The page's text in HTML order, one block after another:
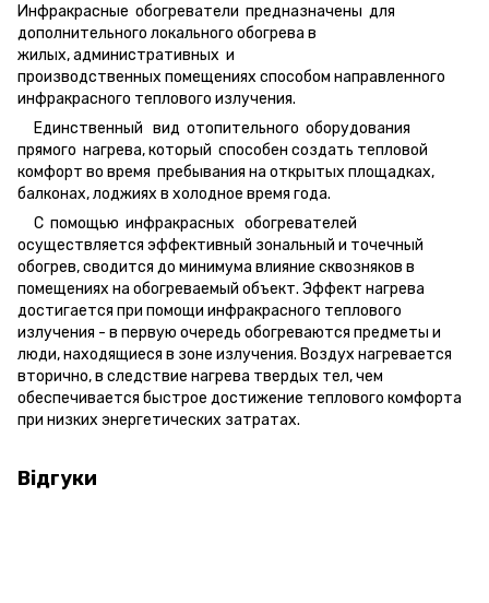
Инфракрасные обогреватели предназначены для
дополнительного локального обогрева в
жилых,административных и
производственных помещениях способом направленного
инфракрасного теплового излучения.
Единственный вид отопительного оборудования
прямого нагрева,который способен создать тепловой
комфорт во время пребывания на открытых площадках,
балконах, лоджиях в холодное время года.
С помощью инфракрасных обогревателей
осуществляется эффективный зональный и точечный
обогрев, сводится до минимума влияние сквозняков в
помещениях на обогреваемый объект. Эффект нагрева
достигается при помощи инфракрасного теплового
излучения - в первую очередь обогреваются предметы и
люди, находящиеся в зоне излучения. Воздух нагревается
вторично, в следствие нагрева твердых тел, чем
обеспечивается быстрое достижение теплового комфорта
при низких энергетических затратах.
Відгуки